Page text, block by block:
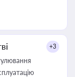
+3